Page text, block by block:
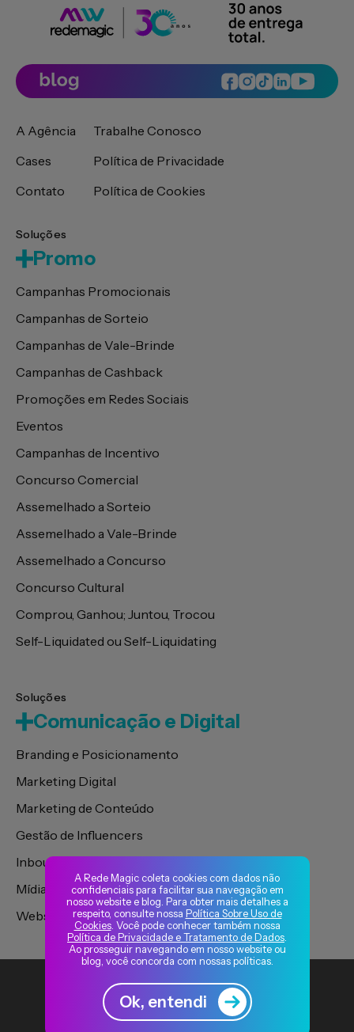
A Agência
Cases
Contato
Trabalhe Conosco
Política de Privacidade
Política de Cookies
Soluções
Promo
Campanhas Promocionais
Campanhas de Sorteio
Campanhas de Vale-Brinde
Campanhas de Cashback
Promoções em Redes Sociais
Eventos
Campanhas de Incentivo
Concurso Comercial
Assemelhado a Sorteio
Assemelhado a Vale-Brinde
Assemelhado a Concurso
Concurso Cultural
Comprou, Ganhou; Juntou, Trocou
Self-Liquidated ou Self-Liquidating
Soluções
Comunicação e Digital
Branding e Posicionamento
Marketing Digital
Marketing de Conteúdo
Gestão de Influencers
Inbound Marketing
Mídia de Performance
Websites, Portais e Plataformas
A Rede Magic coleta cookies com dados não
confidenciais para facilitar sua navegação em
nosso website e blog. Para obter mais detalhes a
respeito, consulte nossa Política Sobre Uso de
Cookies. Você pode conhecer também nossa
Política de Privacidade e Tratamento de Dados
Ao prosseguir navegando em nosso website ou
blog, você concorda com nossas políticas.
Ok, entendi